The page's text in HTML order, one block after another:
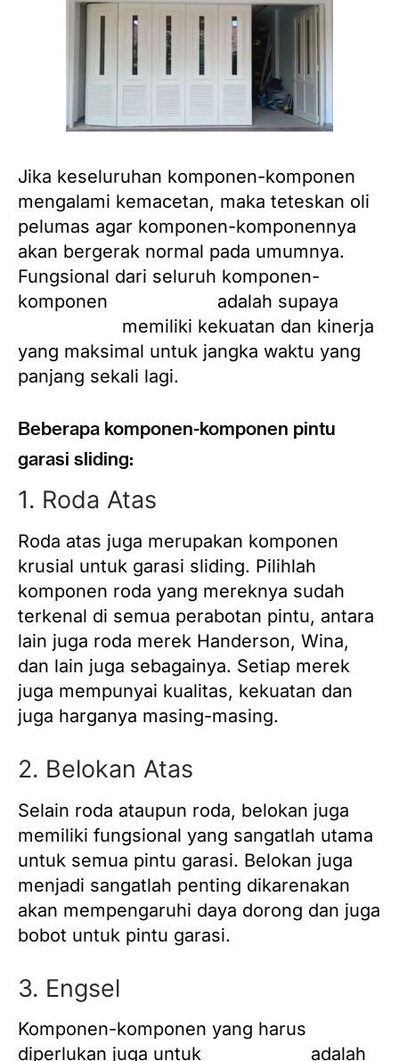
Jika keseluruhan komponen-komponen
mengalami kemacetan, maka teteskan oli
pelumas agar komponen-komponennya
akan bergerak normal pada umumnya.
Fungsional dari seluruh komponen-
komponen
adalah supaya
memiliki kekuatan dan kinerja
yang maksimal untuk jangka waktu yang
panjang sekali lagi.
Beberapa komponen-komponen pintu
garasi sliding:
1. Roda Atas
Roda atas juga merupakan komponen
krusial untuk garasi sliding. Pilihlah
komponen roda yang mereknya sudah
terkenal di semua perabotan pintu, antara
lain juga roda merek Handerson, Wina,
dan lain juga sebagainya. Setiap merek
juga mempunyai kualitas, kekuatan dan
juga harganya masing-masing.
2. Belokan Atas
Selain roda ataupun roda, belokan juga
memiliki fungsional yang sangatlah utama
untuk semua pintu garasi. Belokan juga
menjadi sangatlah penting dikarenakan
akan mempengaruhi daya dorong dan juga
bobot untuk pintu garasi.
3. Engsel
Komponen-komponen yang harus
diperlukan juga untuk
adalah